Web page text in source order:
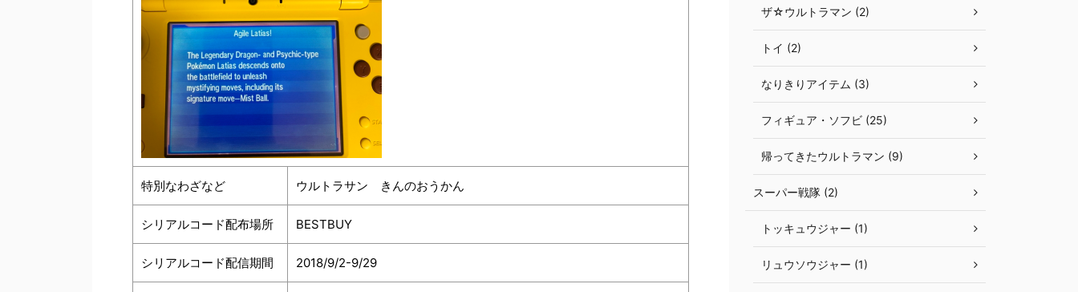
特別なわざなど ウルトラサン きんのおうかん
シリアルコード配布場所 BESTBUY
シリアルコード配信期間 2018/9/2-9/29
ザ☆ウルトラマン (2)
トイ (2)
なりきりアイテム (3)
フィギュア・ソフビ (25)
帰ってきたウルトラマン (9)
スーパー戦隊 (2)
トッキュウジャー (1)
リュウソウジャー (1)